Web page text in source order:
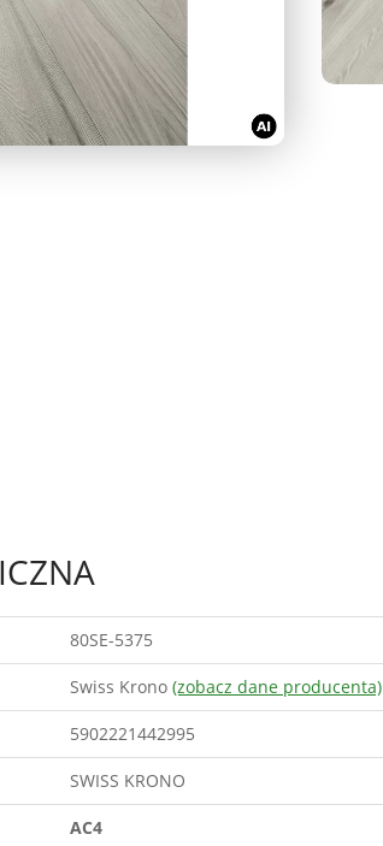
80SE-5375
Swiss Krono (zobacz dane producenta)
5902221442995
SWISS KRONO
AC4